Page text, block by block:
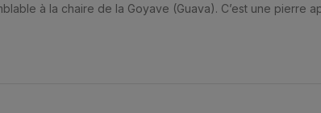
à la chaire de la Goyave (Guava). C’est une pierre